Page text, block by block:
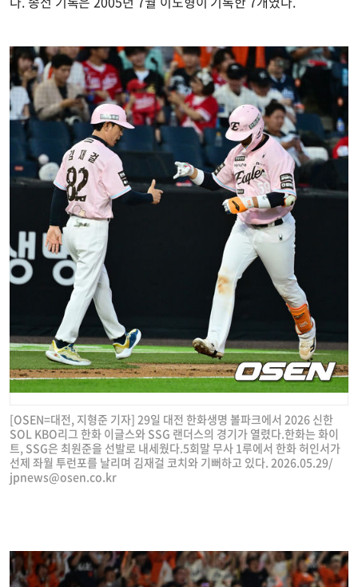
[OSEN=대전, 지형준 기자] 29일 대전 한화생명 볼파크에서 2026 신한
SOL KBO리그 한화 이글스와 SSG 랜더스의 경기가 열렸다.한화는 화이
트, SSG은 최원준을 선발로 내세웠다.5회말 무사 1루에서 한화 허인서가
선제 좌월 투런포를 날리며 김재걸 코치와 기뻐하고 있다. 2026.05.29/
jpnews@osen.co.kr